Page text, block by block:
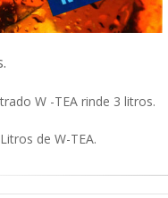
W -TEA rinde 3 litros.
de W-TEA.